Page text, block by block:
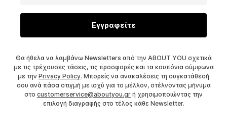
Εγγραφείτε
Θα ήθελα να λαμβάνω Newsletters από την ABOUT YOU σχετικά
με τις τρέχουσες τάσεις, τις προσφορές και τα κουπόνια σύμφωνα
με την Privacy Policy. Μπορείς να ανακαλέσεις τη συγκατάθεσή
σου ανά πάσα στιγμή με ισχύ για το μέλλον, στέλνοντας μήνυμα
στο customerservice@aboutyou.gr ή χρησιμοποιώντας την
επιλογή διαγραφής στο τέλος κάθε Newsletter.